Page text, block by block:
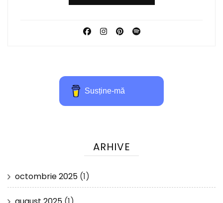
Susține-mă
ARHIVE
octombrie 2025 (1)